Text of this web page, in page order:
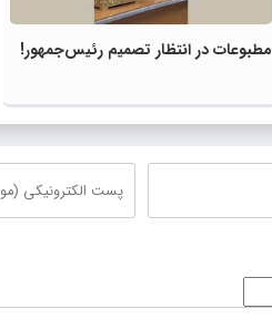
مطبوعات در انتظار تصمیم رئیس‌جمهور!